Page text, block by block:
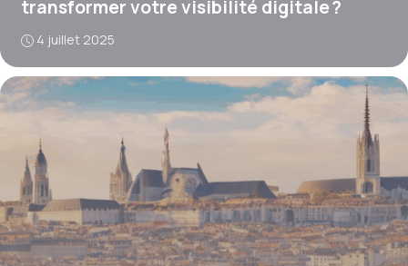
transformer votre visibilité digitale ?
4 juillet 2025